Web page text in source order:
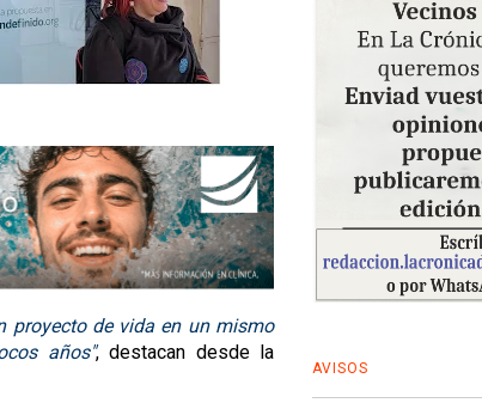
proyecto de vida en un mismo
años", destacan desde la
AVISOS